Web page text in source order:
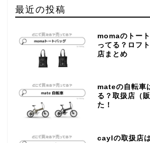
最近の投稿
momaのトー
ってる？ロフ
店まとめ
mateの自転車
る？取扱店（
た！
caylの取扱店